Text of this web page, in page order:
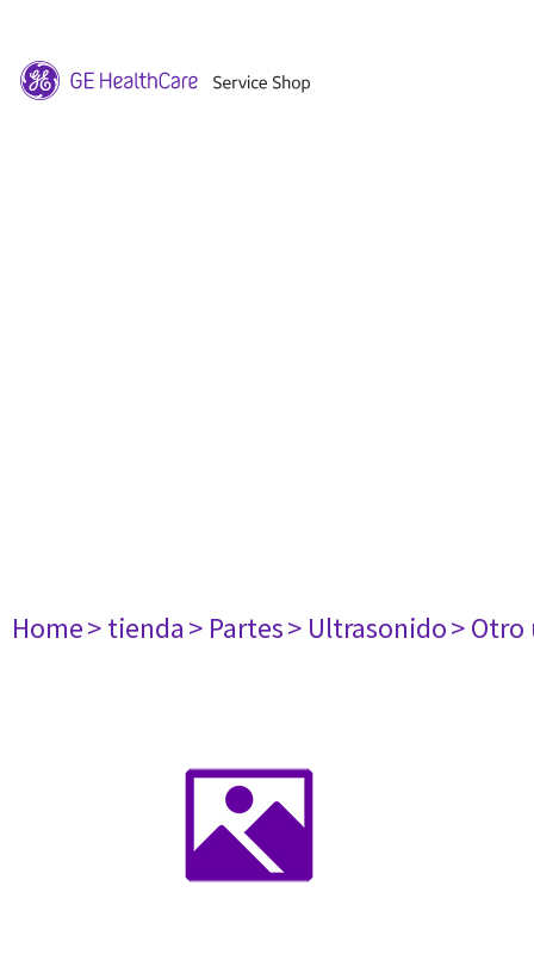
Home> tienda> Partes> Ultrasonido>